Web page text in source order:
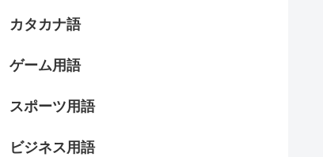
カタカナ語
ゲーム用語
スポーツ用語
ビジネス用語